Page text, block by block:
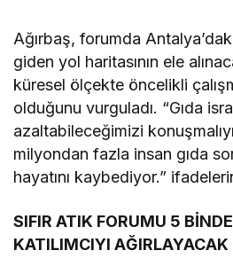
Ağırbaş, forumda
giden yol haritasının ele
küresel ölçekte öncelikli
olduğunu vurguladı. “Gıda
azaltabileceğimizi
milyondan fazla insan gıda
hayatını kaybediyor.”
SIFIR ATIK FORUMU 5
KATILIMCIYI AĞIRLAYACAK